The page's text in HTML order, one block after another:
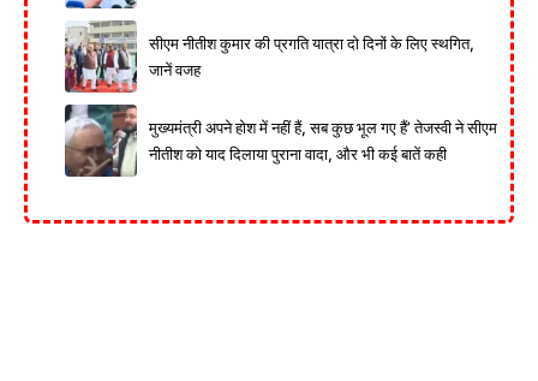
सीएम नीतीश कुमार की प्रगति यात्रा दो दिनों के लिए स्थगित,
जानें वजह
मुख्यमंत्री अपने होश में नहीं हैं, सब कुछ भूल गए हैं’ तेजस्वी ने सीएम
नीतीश को याद दिलाया पुराना वादा, और भी कई बातें कही